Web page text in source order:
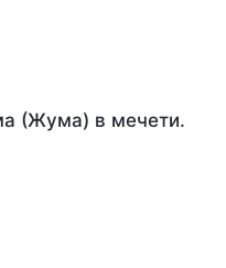
(Жума) в мечети.